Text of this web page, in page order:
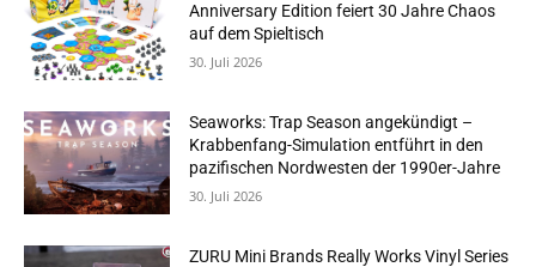
Anniversary Edition feiert 30 Jahre Chaos
auf dem Spieltisch
30. Juli 2026
Seaworks: Trap Season angekündigt –
Krabbenfang-Simulation entführt in den
pazifischen Nordwesten der 1990er-Jahre
30. Juli 2026
ZURU Mini Brands Really Works Vinyl Series